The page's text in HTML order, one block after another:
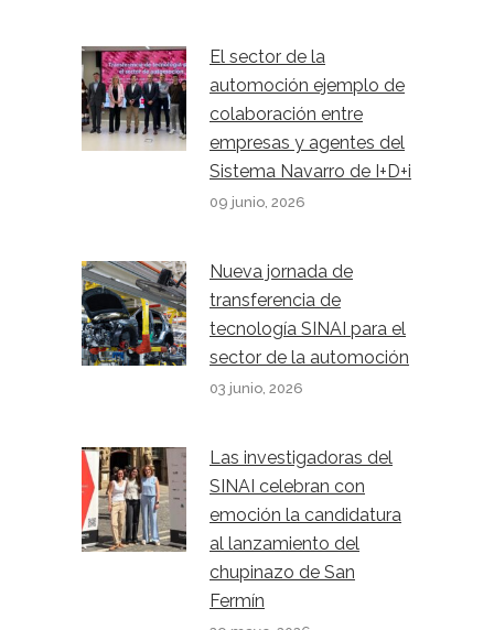
El sector de la
automoción ejemplo de
colaboración entre
empresas y agentes del
Sistema Navarro de I+D+i
09 junio, 2026
Nueva jornada de
transferencia de
tecnología SINAI para el
sector de la automoción
03 junio, 2026
Las investigadoras del
SINAI celebran con
emoción la candidatura
al lanzamiento del
chupinazo de San
Fermín